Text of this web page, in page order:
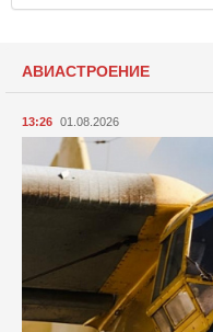
АВИАСТРОЕНИЕ
13:26 01.08.2026